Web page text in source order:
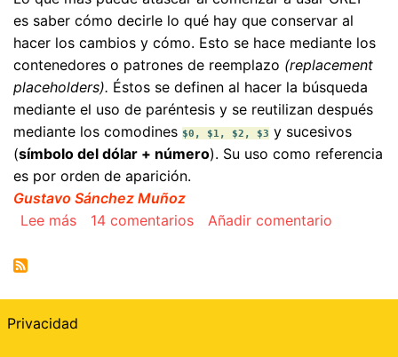
es saber cómo decirle lo qué hay que conservar al
hacer los cambios y cómo. Esto se hace mediante los
contenedores o patrones de reemplazo (replacement
placeholders). Éstos se definen al hacer la búsqueda
mediante el uso de paréntesis y se reutilizan después
mediante los comodines $0, $1, $2, $3 y sucesivos
(símbolo del dólar + número). Su uso como referencia
es por orden de aparición.
Gustavo Sánchez Muñoz
Lee mássobre Patrones de reemplazo GREP en
14 comentarios Añadir comentario
Privacidad